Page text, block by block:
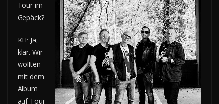
Tour im
Gepäck?
KH: Ja,
klar. Wir
wollten
mit dem
Album
auf Tour